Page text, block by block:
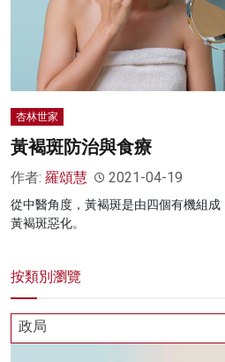
灼見活動
關於我們
杏林世家
黃褐斑防治與食療
作者: 羅頌慧 2021-04-19
從中醫角度，黃褐斑是由四個有機組
黃褐斑惡化。
按類別瀏覽
政局